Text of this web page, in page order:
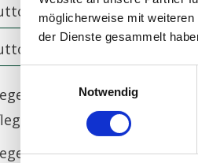
möglicherweise mit
der Dienste gesammelt
Notwendig
Doppelzimmer
Einzelzimmer
für
und Betreuung. Dies ist
für